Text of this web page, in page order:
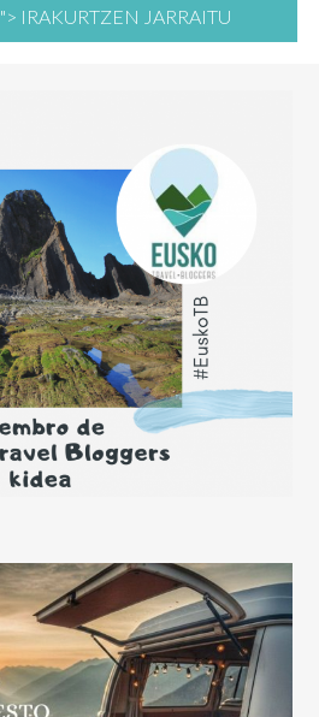
"> IRAKURTZEN JARRAITU